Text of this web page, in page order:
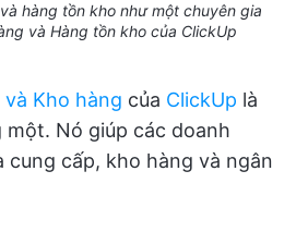
hàng tồn kho như một chuyên gia
và Hàng tồn kho của ClickUp
Kho hàng của ClickUp là
Nó giúp các doanh
cung cấp, kho hàng và ngân